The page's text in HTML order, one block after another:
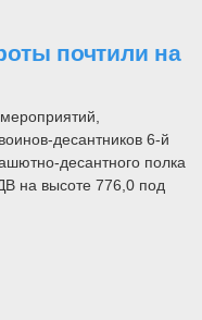
почтили на
десантников 6-й
десантного полка
на высоте 776,0 под